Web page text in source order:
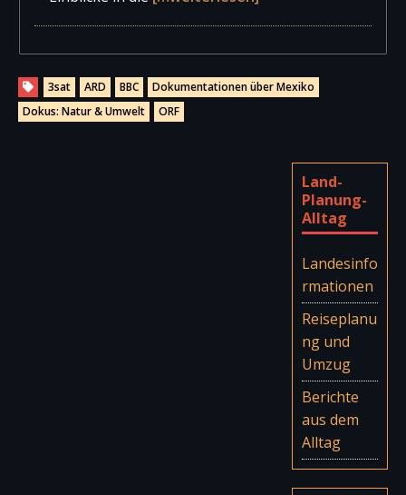
3sat ARD BBC
Dokumentationen über Mexiko
Dokus: Natur & Umwelt
ORF
Land-
Planung-
Alltag
Landesinfo
rmationen
Reiseplanu
ng und
Umzug
Berichte
aus dem
Alltag